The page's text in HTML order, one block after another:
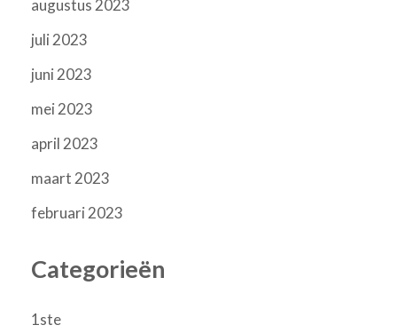
augustus 2023
juli 2023
juni 2023
mei 2023
april 2023
maart 2023
februari 2023
Categorieën
1ste